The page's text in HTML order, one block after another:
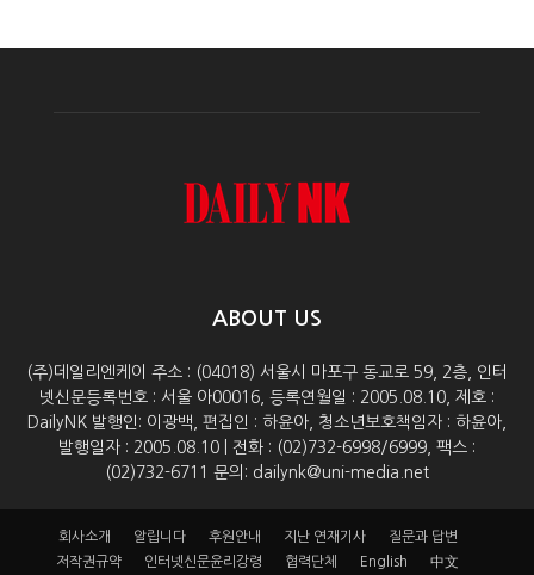
ABOUT US
(주)데일리엔케이 주소 : (04018) 서울시 마포구 동교로 59, 2층, 인터
넷신문등록번호 : 서울 아00016, 등록연월일 : 2005.08.10, 제호 :
DailyNK 발행인: 이광백, 편집인 : 하윤아, 청소년보호책임자 : 하윤아,
발행일자 : 2005.08.10 | 전화 : (02)732-6998/6999, 팩스 :
(02)732-6711 문의: dailynk@uni-media.net
회사소개 알립니다 후원안내 지난 연재기사
질문과 답변
저작권규약
인터넷신문윤리강령 협력단체 English 中文